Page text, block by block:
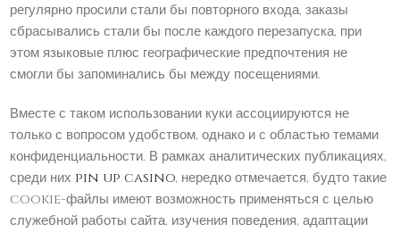
регулярно просили стали бы повторного входа, заказы
сбрасывались стали бы после каждого перезапуска, при
этом языковые плюс географические предпочтения не
смогли бы запоминались бы между посещениями.
Вместе с таком использовании куки ассоциируются не
только с вопросом удобством, однако и с областью темами
конфиденциальности. В рамках аналитических публикациях,
среди них pin up casino, нередко отмечается, будто такие
cookie-файлы имеют возможность применяться с целью
служебной работы сайта, изучения поведения, адаптации